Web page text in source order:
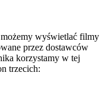
możemy wyświetlać filmy
przez dostawców
korzystamy w tej
trzecich: